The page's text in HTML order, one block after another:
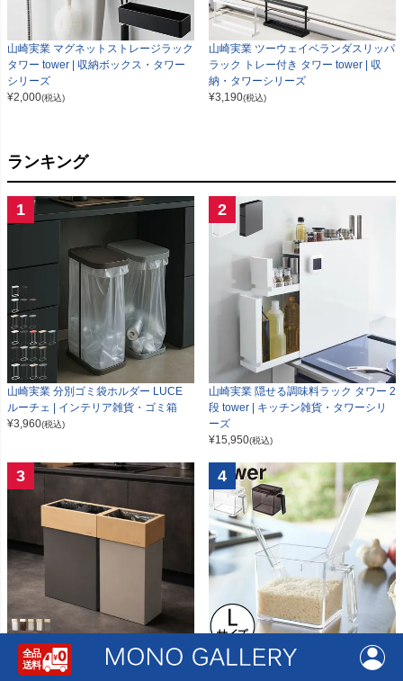
山崎実業 マグネットストレージラック
タワー tower | 収納ボックス・タワー
シリーズ
¥2,000(税込)
山崎実業 ツーウェイベランダスリッパ
ラック トレー付き タワー tower | 収
納・タワーシリーズ
¥3,190(税込)
ランキング
1
山崎実業 分別ゴミ袋ホルダー LUCE
ルーチェ | インテリア雑貨・ゴミ箱
¥3,960(税込)
2
山崎実業 隠せる調味料ラック タワー 2
段 tower | キッチン雑貨・タワーシリ
ーズ
¥15,950(税込)
3
W CUBE ダブルキューブ | インテリア
雑貨・ゴミ箱
4
山崎実業 調味料ストッカー タワー L t
ower | キッチン雑貨・タワーシリーズ